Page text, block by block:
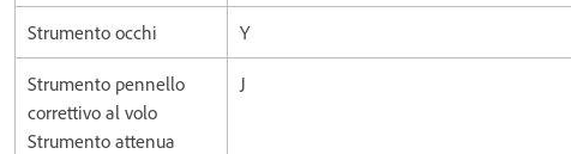
Strumento occhi Y
Strumento pennello
correttivo al volo
Strumento attenua
J